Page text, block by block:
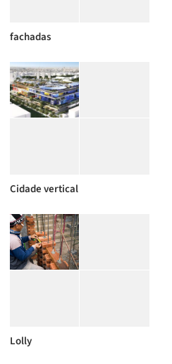
fachadas
Cidade vertical
Lolly